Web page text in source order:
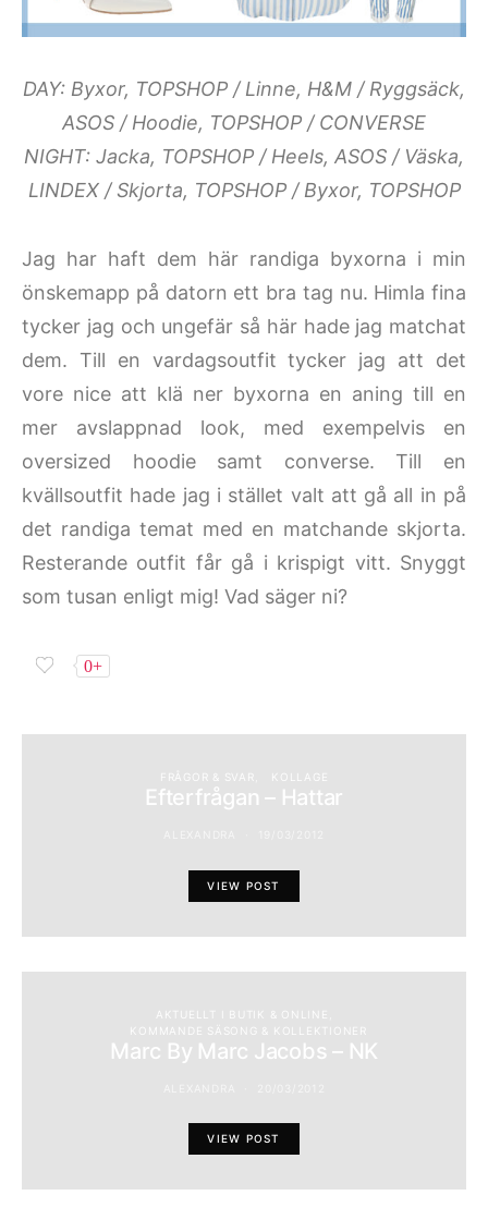
DAY: Byxor, TOPSHOP / Linne, H&M / Ryggsäck,
ASOS / Hoodie, TOPSHOP / CONVERSE
NIGHT: Jacka, TOPSHOP / Heels, ASOS / Väska,
LINDEX / Skjorta, TOPSHOP / Byxor, TOPSHOP
Jag har haft dem här randiga byxorna i min
önskemapp på datorn ett bra tag nu. Himla fina
tycker jag och ungefär så här hade jag matchat
dem. Till en vardagsoutfit tycker jag att det
vore nice att klä ner byxorna en aning till en
mer avslappnad look, med exempelvis en
oversized hoodie samt converse. Till en
kvällsoutfit hade jag i stället valt att gå all in på
det randiga temat med en matchande skjorta.
Resterande outfit får gå i krispigt vitt. Snyggt
som tusan enligt mig! Vad säger ni?
0+
FRÅGOR & SVAR KOLLAGE
Efterfrågan – Hattar
VIEW POST
AKTUELLT I BUTIK & ONLINE
KOMMANDE SÄSONG & KOLLEKTIONER
Marc By Marc Jacobs – NK
VIEW POST